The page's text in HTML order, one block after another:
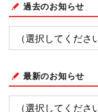
過去のお知らせ
最新のお知らせ